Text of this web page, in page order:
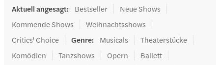
Aktuell angesagt: Bestseller
Neue Shows
Kommende Shows
Weihnachtsshows
Critics' Choice
Genre: Musicals
Theaterstücke
Komödien
Tanzshows Opern
Ballett